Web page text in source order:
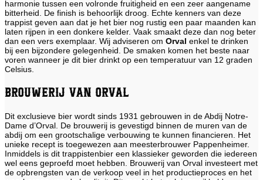
harmonie tussen een volronde fruitigheid en een zeer aangename
bitterheid. De finish is behoorlijk droog. Echte kenners van deze
trappist geven aan dat je het bier nog rustig een paar maanden kan
laten rijpen in een donkere kelder. Vaak smaakt deze dan nog beter
dan een vers exemplaar. Wij adviseren om Orval enkel te drinken
bij een bijzondere gelegenheid. De smaken komen het beste naar
voren wanneer je dit bier drinkt op een temperatuur van 12 graden
Celsius.
Brouwerij Van Orval
Dit exclusieve bier wordt sinds 1931 gebrouwen in de Abdij Notre-
Dame d’Orval. De brouwerij is gevestigd binnen de muren van de
abdij om een grootschalige verbouwing te kunnen financieren. Het
unieke recept is toegewezen aan meesterbrouwer Pappenheimer.
Inmiddels is dit trappistenbier een klassieker geworden die iedereen
wel eens geproefd moet hebben. Brouwerij van Orval investeert met
de opbrengsten van de verkoop veel in het productieproces en het